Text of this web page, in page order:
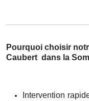
Pourquoi choisir
Caubert dans la
Intervention